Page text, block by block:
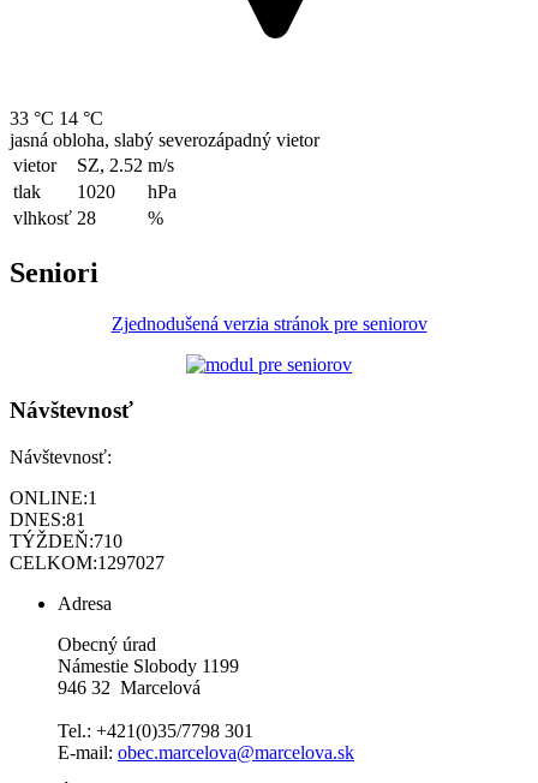
33 °C 14 °C
jasná obloha, slabý severozápadný vietor
vietor
SZ, 2.52 m/s
tlak
1020
hPa
vlhkosť 28 %
Seniori
Zjednodušená verzia stránok pre seniorov
Návštevnosť
Návštevnosť:
ONLINE:1
DNES:81
TÝŽDEŇ:710
CELKOM:1297027
Adresa
Obecný úrad
Námestie Slobody 1199
946 32 Marcelová
Tel.: +421(0)35/7798 301
E-mail: obec.marcelova@marcelova.sk